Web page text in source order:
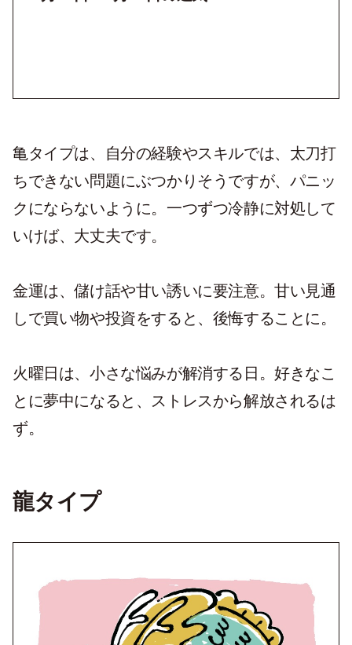
亀タイプは、自分の経験やスキルでは、太刀打
ちできない問題にぶつかりそうですが、パニッ
クにならないように。一つずつ冷静に対処して
いけば、大丈夫です。
金運は、儲け話や甘い誘いに要注意。甘い見通
しで買い物や投資をすると、後悔することに。
火曜日は、小さな悩みが解消する日。好きなこ
とに夢中になると、ストレスから解放されるは
ず。
龍タイプ